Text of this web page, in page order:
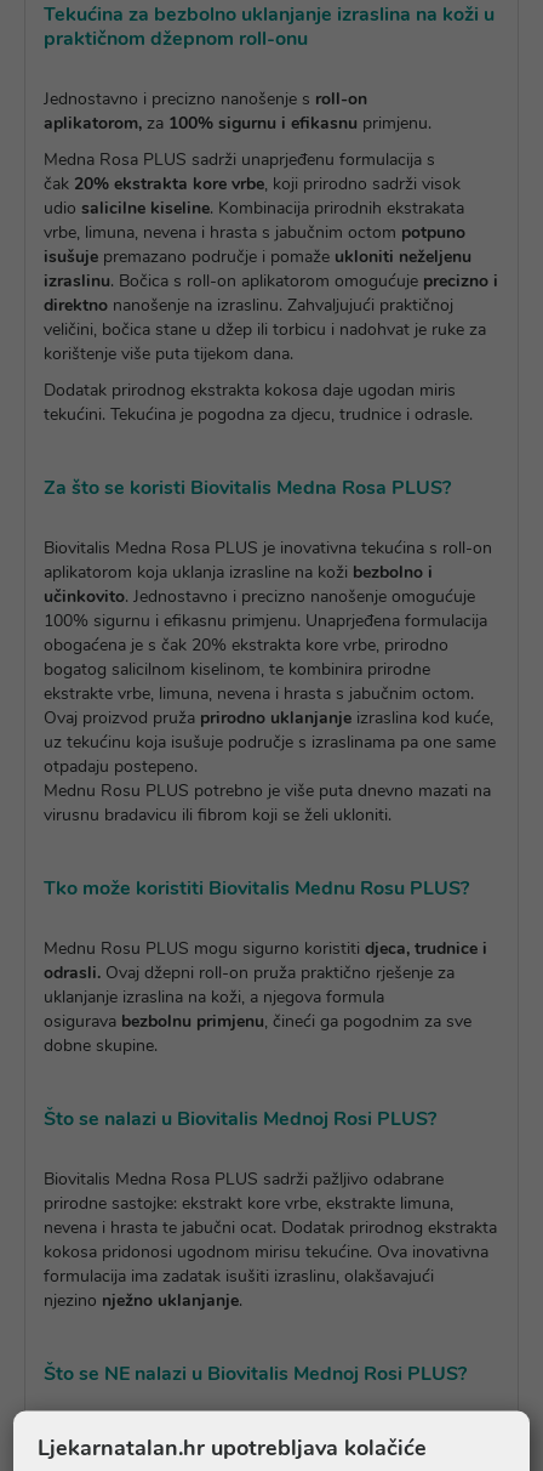
Tekućina za bezbolno uklanjanje izraslina na koži u
praktičnom džepnom roll-onu
Jednostavno i precizno nanošenje s roll-on
aplikatorom, za 100% sigurnu i efikasnu primjenu.
Medna Rosa PLUS sadrži unaprjeđenu formulacija s
čak 20% ekstrakta kore vrbe, koji prirodno sadrži visok
udio salicilne kiseline. Kombinacija prirodnih ekstrakata
vrbe, limuna, nevena i hrasta s jabučnim octom potpuno
isušuje premazano područje i pomaže ukloniti neželjenu
izraslinu. Bočica s roll-on aplikatorom omogućuje precizno i
direktno nanošenje na izraslinu. Zahvaljujući praktičnoj
veličini, bočica stane u džep ili torbicu i nadohvat je ruke za
korištenje više puta tijekom dana.
Dodatak prirodnog ekstrakta kokosa daje ugodan miris
tekućini. Tekućina je pogodna za djecu, trudnice i odrasle.
Za što se koristi Biovitalis Medna Rosa PLUS?
Biovitalis Medna Rosa PLUS je inovativna tekućina s roll-on
aplikatorom koja uklanja izrasline na koži bezbolno i
učinkovito. Jednostavno i precizno nanošenje omogućuje
100% sigurnu i efikasnu primjenu. Unaprjeđena formulacija
obogaćena je s čak 20% ekstrakta kore vrbe, prirodno
bogatog salicilnom kiselinom, te kombinira prirodne
ekstrakte vrbe, limuna, nevena i hrasta s jabučnim octom.
Ovaj proizvod pruža prirodno uklanjanje izraslina kod kuće,
uz tekućinu koja isušuje područje s izraslinama pa one same
otpadaju postepeno.
Mednu Rosu PLUS potrebno je više puta dnevno mazati na
virusnu bradavicu ili fibrom koji se želi ukloniti.
Tko može koristiti Biovitalis Mednu Rosu PLUS?
Mednu Rosu PLUS mogu sigurno koristiti djeca, trudnice i
odrasli. Ovaj džepni roll-on pruža praktično rješenje za
uklanjanje izraslina na koži, a njegova formula
osigurava bezbolnu primjenu, čineći ga pogodnim za sve
dobne skupine.
Što se nalazi u Biovitalis Mednoj Rosi PLUS?
Biovitalis Medna Rosa PLUS sadrži pažljivo odabrane
prirodne sastojke: ekstrakt kore vrbe, ekstrakte limuna,
nevena i hrasta te jabučni ocat. Dodatak prirodnog ekstrakta
kokosa pridonosi ugodnom mirisu tekućine. Ova inovativna
formulacija ima zadatak isušiti izraslinu, olakšavajući
njezino nježno uklanjanje.
Što se NE nalazi u Biovitalis Mednoj Rosi PLUS?
Ovaj proizvod je bez parabena, pružajući čistu formulaciju u
kojoj nema nepotrebnih aditiva. Bez dodanih sastojaka koji bi
Ljekarnatalan.hr upotrebljava kolačiće